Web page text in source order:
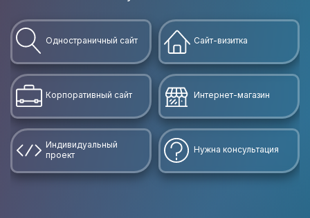
Одностраничный сайт Сайт-визитка
Корпоративный сайт Интернет-магазин
Индивидуальный
проект
Нужна консультация